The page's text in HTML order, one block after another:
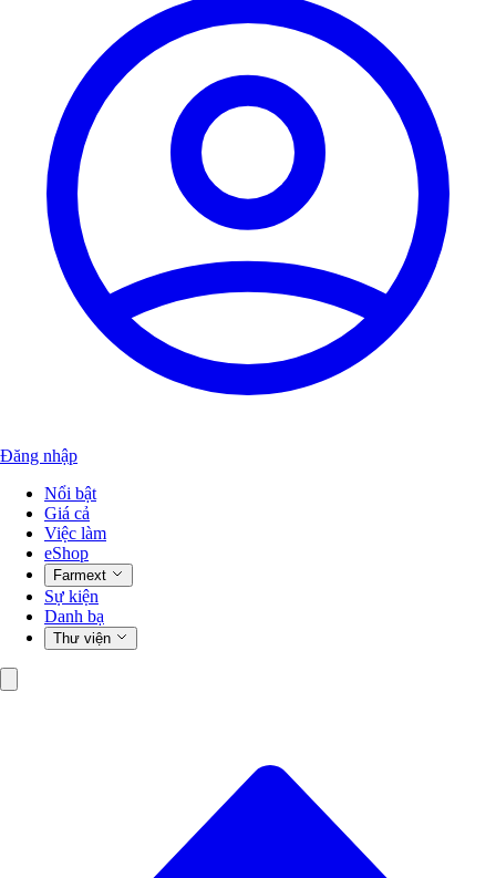
Đăng nhập
Nổi bật
Giá cả
Việc làm
eShop
Farmext
Sự kiện
Danh bạ
Thư viện